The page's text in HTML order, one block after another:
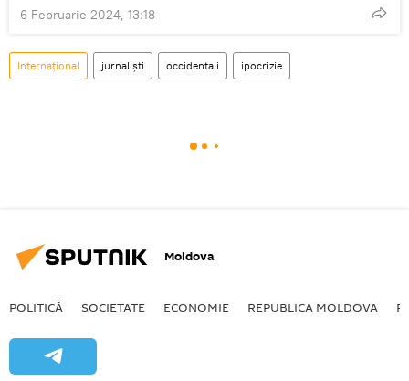
6 Februarie 2024, 13:18
Internațional jurnaliști occidentali ipocrizie
Moldova
POLITICĂ SOCIETATE ECONOMIE REPUBLICA MOLDOVA